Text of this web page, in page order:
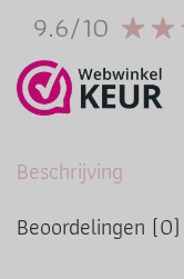
9.6/10
Beschrijving
Beoordelingen (0)